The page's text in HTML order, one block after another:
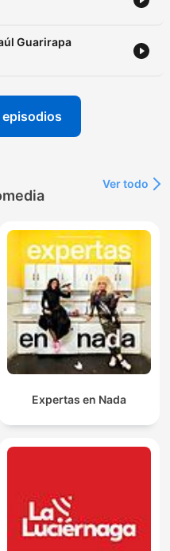
Guarirapa
Ver todo
Expertas en Nada